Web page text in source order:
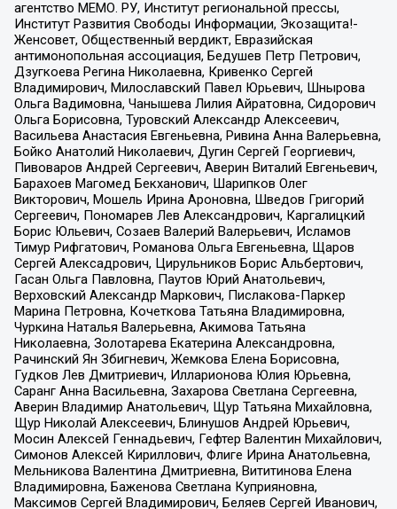
агентство МЕМО. РУ, Институт региональной прессы,
Институт Развития Свободы Информации, Экозащита!-
Женсовет, Общественный вердикт, Евразийская
антимонопольная ассоциация, Бедушев Петр Петрович,
Дзугкоева Регина Николаевна, Кривенко Сергей
Владимирович, Милославский Павел Юрьевич, Шнырова
Ольга Вадимовна, Чанышева Лилия Айратовна, Сидорович
Ольга Борисовна, Туровский Александр Алексеевич,
Васильева Анастасия Евгеньевна, Ривина Анна Валерьевна,
Бойко Анатолий Николаевич, Дугин Сергей Георгиевич,
Пивоваров Андрей Сергеевич, Аверин Виталий Евгеньевич,
Барахоев Магомед Бекханович, Шарипков Олег
Викторович, Мошель Ирина Ароновна, Шведов Григорий
Сергеевич, Пономарев Лев Александрович, Каргалицкий
Борис Юльевич, Созаев Валерий Валерьевич, Исламов
Тимур Рифгатович, Романова Ольга Евгеньевна, Щаров
Сергей Алексадрович, Цирульников Борис Альбертович,
Гасан Ольга Павловна, Паутов Юрий Анатольевич,
Верховский Александр Маркович, Пислакова-Паркер
Марина Петровна, Кочеткова Татьяна Владимировна,
Чуркина Наталья Валерьевна, Акимова Татьяна
Николаевна, Золотарева Екатерина Александровна,
Рачинский Ян Збигневич, Жемкова Елена Борисовна,
Гудков Лев Дмитриевич, Илларионова Юлия Юрьевна,
Саранг Анна Васильевна, Захарова Светлана Сергеевна,
Аверин Владимир Анатольевич, Щур Татьяна Михайловна,
Щур Николай Алексеевич, Блинушов Андрей Юрьевич,
Мосин Алексей Геннадьевич, Гефтер Валентин Михайлович,
Симонов Алексей Кириллович, Флиге Ирина Анатольевна,
Мельникова Валентина Дмитриевна, Вититинова Елена
Владимировна, Баженова Светлана Куприяновна,
Максимов Сергей Владимирович, Беляев Сергей Иванович,